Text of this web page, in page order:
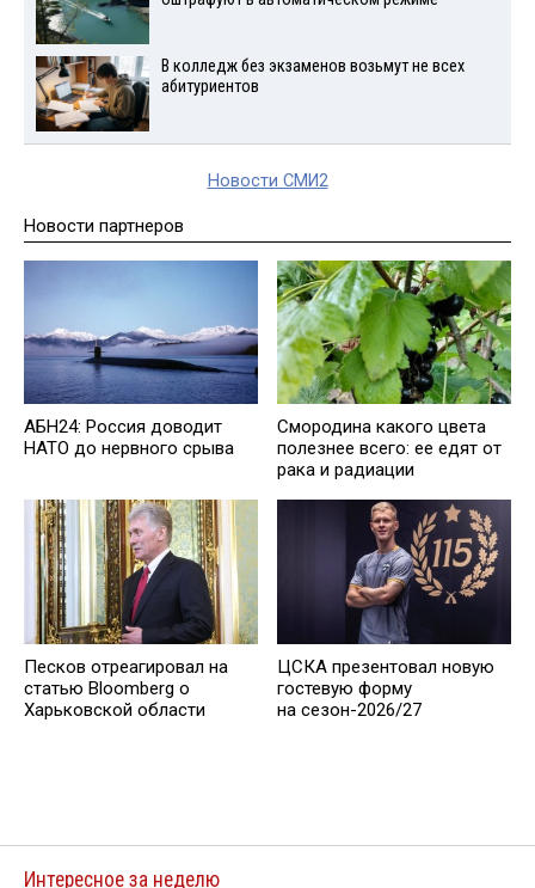
В колледж без экзаменов возьмут не всех
абитуриентов
Новости СМИ2
Новости партнеров
АБН24: Россия доводит
НАТО до нервного срыва
Смородина какого цвета
полезнее всего: ее едят от
рака и радиации
Песков отреагировал на
статью Bloomberg о
Харьковской области
ЦСКА презентовал новую
гостевую форму
на сезон-2026/27
Интересное за неделю